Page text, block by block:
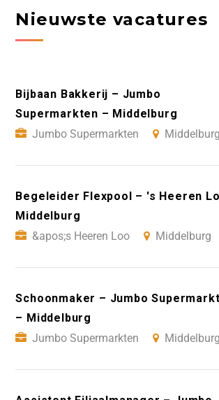
Nieuwste vacatures
Bijbaan Bakkerij – Jumbo
Supermarkten – Middelburg
Jumbo Supermarkten
Middelburg
Begeleider Flexpool – 's Heeren
Middelburg
&apos;s Heeren Loo
Middelburg
Schoonmaker – Jumbo
– Middelburg
Jumbo Supermarkten
Middelburg